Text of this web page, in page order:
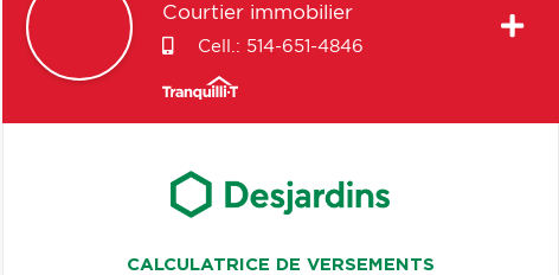
Courtier immobilier
Cell.: 514-651-4846
CALCULATRICE DE VERSEMENTS